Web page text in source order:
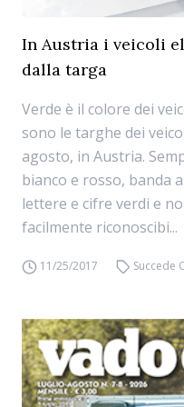
In Austria i veicoli
dalla targa
Verde è il colore dei
sono le targhe dei
agosto, in Austria.
bianco e rosso, banda
lettere e cifre verdi e
facilmente riconoscibi...
11/25/2017 Succede